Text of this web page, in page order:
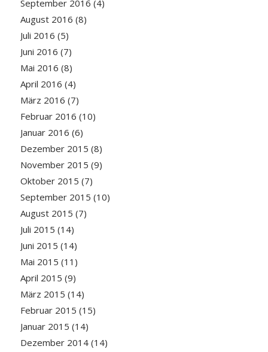
September 2016 (4)
August 2016 (8)
Juli 2016 (5)
Juni 2016 (7)
Mai 2016 (8)
April 2016 (4)
März 2016 (7)
Februar 2016 (10)
Januar 2016 (6)
Dezember 2015 (8)
November 2015 (9)
Oktober 2015 (7)
September 2015 (10)
August 2015 (7)
Juli 2015 (14)
Juni 2015 (14)
Mai 2015 (11)
April 2015 (9)
März 2015 (14)
Februar 2015 (15)
Januar 2015 (14)
Dezember 2014(14)